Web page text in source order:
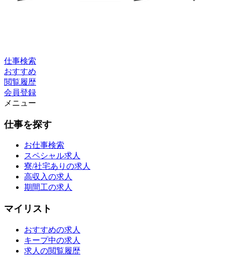
仕事検索
おすすめ
閲覧履歴
会員登録
メニュー
仕事を探す
お仕事検索
スペシャル求人
寮/社宅ありの求人
高収入の求人
期間工の求人
マイリスト
おすすめの求人
キープ中の求人
求人の閲覧履歴